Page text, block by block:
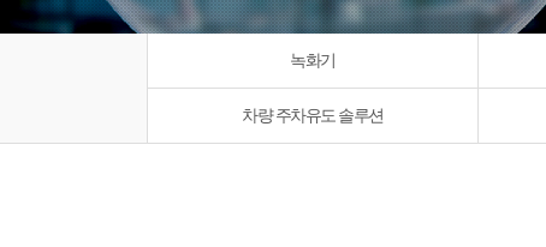
녹화기
차량 주차유도 솔루션